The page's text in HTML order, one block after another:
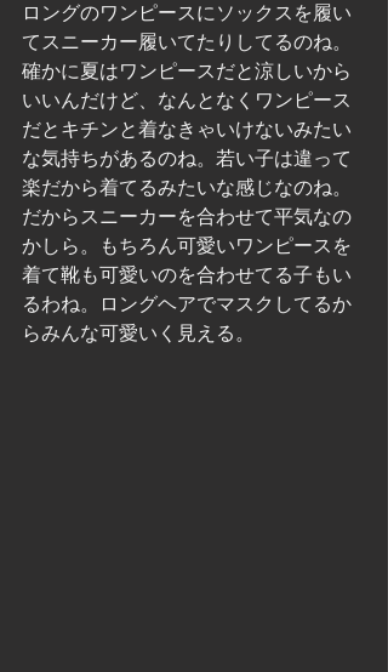
ロングのワンピースにソックスを履い
てスニーカー履いてたりしてるのね。
確かに夏はワンピースだと涼しいから
いいんだけど、なんとなくワンピース
だとキチンと着なきゃいけないみたい
な気持ちがあるのね。若い子は違って
楽だから着てるみたいな感じなのね。
だからスニーカーを合わせて平気なの
かしら。もちろん可愛いワンピースを
着て靴も可愛いのを合わせてる子もい
るわね。ロングヘアでマスクしてるか
らみんな可愛いく見える。